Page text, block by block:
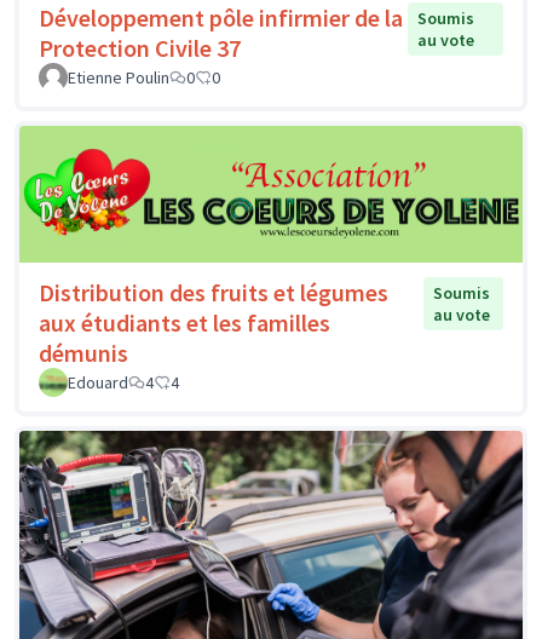
Développement pôle infirmier de la
Protection Civile 37
Soumis
au vote
Etienne Poulin
0 0
Distribution des fruits et légumes
aux étudiants et les familles
démunis
Soumis
au vote
Edouard 4 4